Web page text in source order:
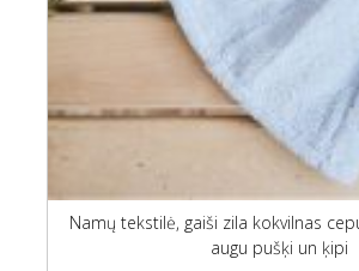
Namų tekstilė, gaiši zila kokvilnas
augu pušķi un ķipi